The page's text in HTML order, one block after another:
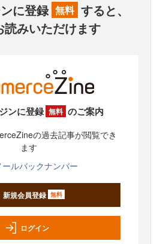
に登録 無料 すると、
読みいただけます
ンに登録 無料 のご案内
の過去記事が閲覧でき
ます
ールバックナンバー
新規会員登録 無料
ログイン